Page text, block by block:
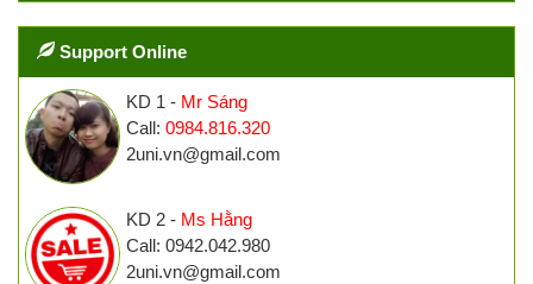
Support Online
KD 1 - Mr Sáng
Call: 0984.816.320
2uni.vn@gmail.com
KD 2 - Ms Hằng
Call: 0942.042.980
2uni.vn@gmail.com